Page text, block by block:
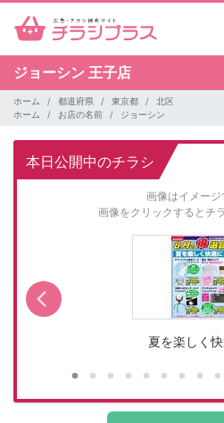
ジョーシン 王子店
ホーム 都道府県 東京都
北区
ホーム
お店の名前 ジョーシン
本日公開中のチラシ
画像はイメージ
画像をクリックするとチ
夏を楽しく